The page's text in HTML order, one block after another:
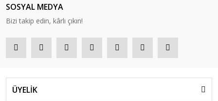
SOSYAL MEDYA
Bizi takip edin, kârlı çıkın!
ÜYELİK